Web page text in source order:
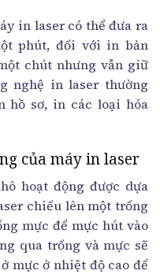
in laser có thể đưa ra
phút, đối với in bản
chút nhưng vẫn giữ
nghệ in laser thường
hồ sơ, in các loại hóa
của máy in laser
hoạt động được dựa
chiếu lên một trống
mực để mực hút vào
qua trống và mực sẽ
mực ở nhiệt độ cao để